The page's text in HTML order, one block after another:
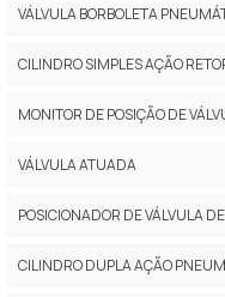
VÁLVULA BORBOLETA
CILINDRO SIMPLES AÇÃO
MONITOR DE POSIÇÃO DE
VÁLVULA ATUADA
POSICIONADOR DE VÁLVULA
CILINDRO DUPLA AÇÃO